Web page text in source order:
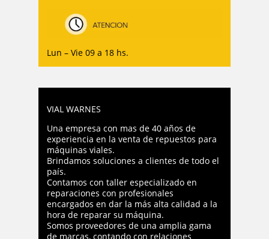
Lun – Vie 09 a 18 hs.
VIAL WARNES
Una empresa con mas de 40 años de
experiencia en la venta de repuestos para
máquinas viales.
Brindamos soluciones a clientes de todo el
país.
Contamos con taller especializado en
reparaciones con profesionales
encargados en dar la más alta calidad a la
hora de reparar su máquina.
Somos proveedores de una amplia gama
de marcas, contando con relaciones